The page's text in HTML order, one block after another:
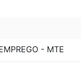
- MTE